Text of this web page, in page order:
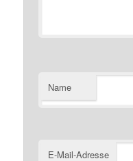
Name
E-Mail-Adresse